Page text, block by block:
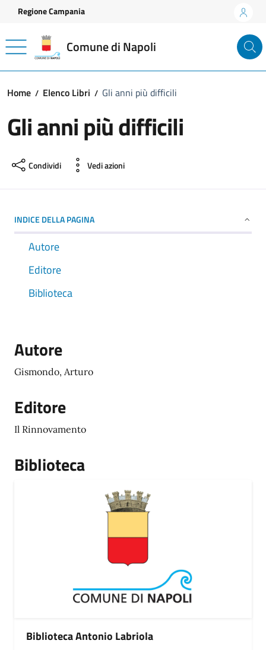
Vai ai contenuti
Vai al footer
Regione Campania
Comune di Napoli
Home Elenco Libri Gli anni più difficili
Gli anni più difficili
Condividi Vedi azioni
INDICE DELLA PAGINA
Autore
Editore
Biblioteca
Autore
Gismondo, Arturo
Editore
Il Rinnovamento
Biblioteca
Biblioteca Antonio Labriola